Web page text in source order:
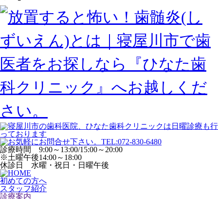
診療時間 9:00～13:00/15:00～20:00
※土曜午後14:00～18:00
休診日 水曜・祝日・日曜午後
初めての方へ
スタッフ紹介
診療案内